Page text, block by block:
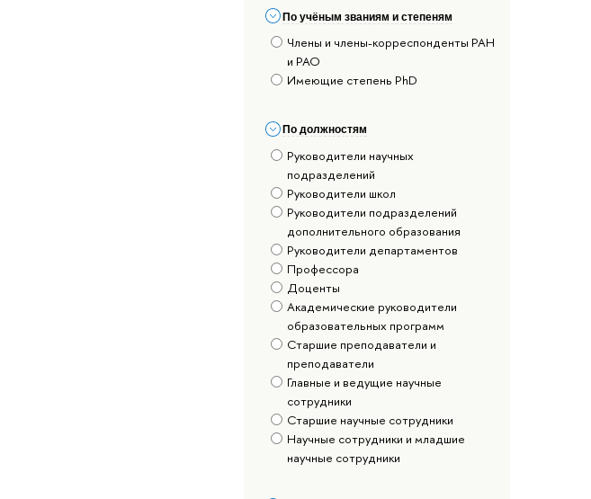
По учёным званиям и степеням
Члены и члены-корреспонденты РАН
и РАО
Имеющие степень PhD
По должностям
Руководители научных
подразделений
Руководители школ
Руководители подразделений
дополнительного образования
Руководители департаментов
Профессора
Доценты
Академические руководители
образовательных программ
Старшие преподаватели и
преподаватели
Главные и ведущие научные
сотрудники
Старшие научные сотрудники
Научные сотрудники и младшие
научные сотрудники